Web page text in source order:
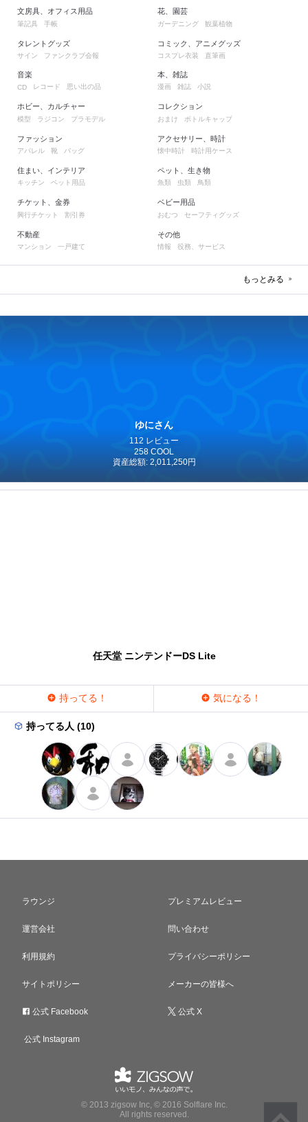
文房具、オフィス用品
筆記具 手帳
タレントグッズ
サイン ファンクラブ会報
花、園芸
ガーデニング 観葉植物
コミック、アニメグッズ
コスプレ衣装 直筆画
音楽
CD レコード 思い出の品
ホビー、カルチャー
模型 ラジコン プラモデル
ファッション
アパレル 靴 バッグ
住まい、インテリア
キッチン ペット用品
チケット、金券
興行チケット 割引券
不動産
マンション 一戸建て
本、雑誌
漫画 雑誌 小説
コレクション
おまけ ボトルキャップ
アクセサリー、時計
懐中時計 時計用ケース
ペット、生き物
魚類 虫類 鳥類
ベビー用品
おむつ セーフティグッズ
その他
情報 役務、サービス
もっとみる
ゆにさん
112 レビュー
258 COOL
資産総額: 2,011,250円
任天堂 ニンテンドーDS Lite
持ってる！ 気になる！
持ってる人 (10)
ラウンジ プレミアムレビュー
運営会社 問い合わせ
利用規約 プライバシーポリシー
サイトポリシー メーカーの皆様へ
公式 Facebook 公式 X
公式 Instagram
© 2013 zigsow Inc, © 2016 Solflare Inc.
All rights reserved.